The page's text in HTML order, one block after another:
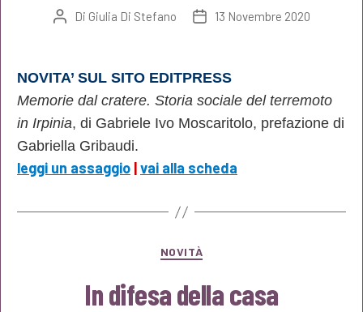
Autore
Di Giulia Di Stefano
Data13 Novembre 2020
NOVITA’ SUL SITO EDITPRESS
Memorie dal cratere. Storia sociale del terremoto
in Irpinia, di Gabriele Ivo Moscaritolo, prefazione di
Gabriella Gribaudi.
leggi un assaggio |vai alla scheda
Categorie
NOVITÀ
In difesa della casa